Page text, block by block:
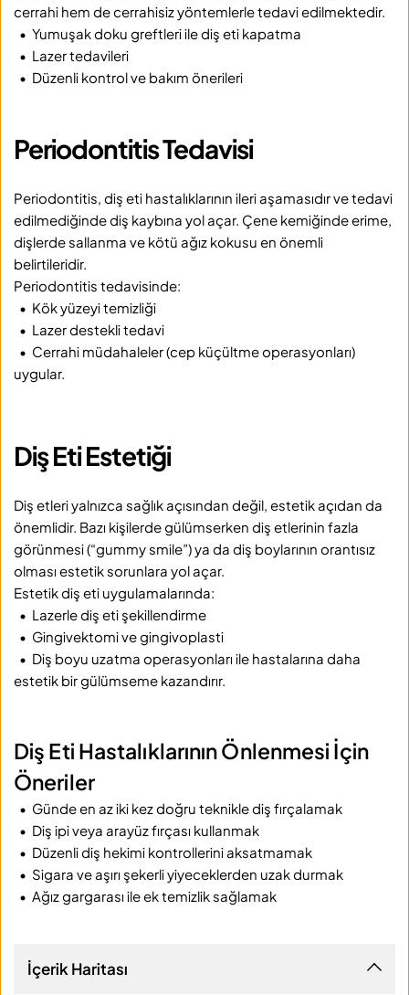
cerrahi hem de cerrahisiz yöntemlerle tedavi edilmektedir.
•  Yumuşak doku greftleri ile diş eti kapatma
•  Lazer tedavileri
•  Düzenli kontrol ve bakım önerileri
Periodontitis Tedavisi
Periodontitis, diş eti hastalıklarının ileri aşamasıdır ve tedavi
edilmediğinde diş kaybına yol açar. Çene kemiğinde erime,
dişlerde sallanma ve kötü ağız kokusu en önemli
belirtileridir.
Periodontitis tedavisinde:
•  Kök yüzeyi temizliği
•  Lazer destekli tedavi
•  Cerrahi müdahaleler (cep küçültme operasyonları)
uygular.
Diş Eti Estetiği
Diş etleri yalnızca sağlık açısından değil, estetik açıdan da
önemlidir. Bazı kişilerde gülümserken diş etlerinin fazla
görünmesi (“gummy smile”) ya da diş boylarının orantısız
olması estetik sorunlara yol açar.
Estetik diş eti uygulamalarında:
•  Lazerle diş eti şekillendirme
•  Gingivektomi ve gingivoplasti
•  Diş boyu uzatma operasyonları ile hastalarına daha
estetik bir gülümseme kazandırır.
Diş Eti Hastalıklarının Önlenmesi İçin
Öneriler
•  Günde en az iki kez doğru teknikle diş fırçalamak
•  Diş ipi veya arayüz fırçası kullanmak
•  Düzenli diş hekimi kontrollerini aksatmamak
•  Sigara ve aşırı şekerli yiyeceklerden uzak durmak
•  Ağız gargarası ile ek temizlik sağlamak
İçerik Haritası